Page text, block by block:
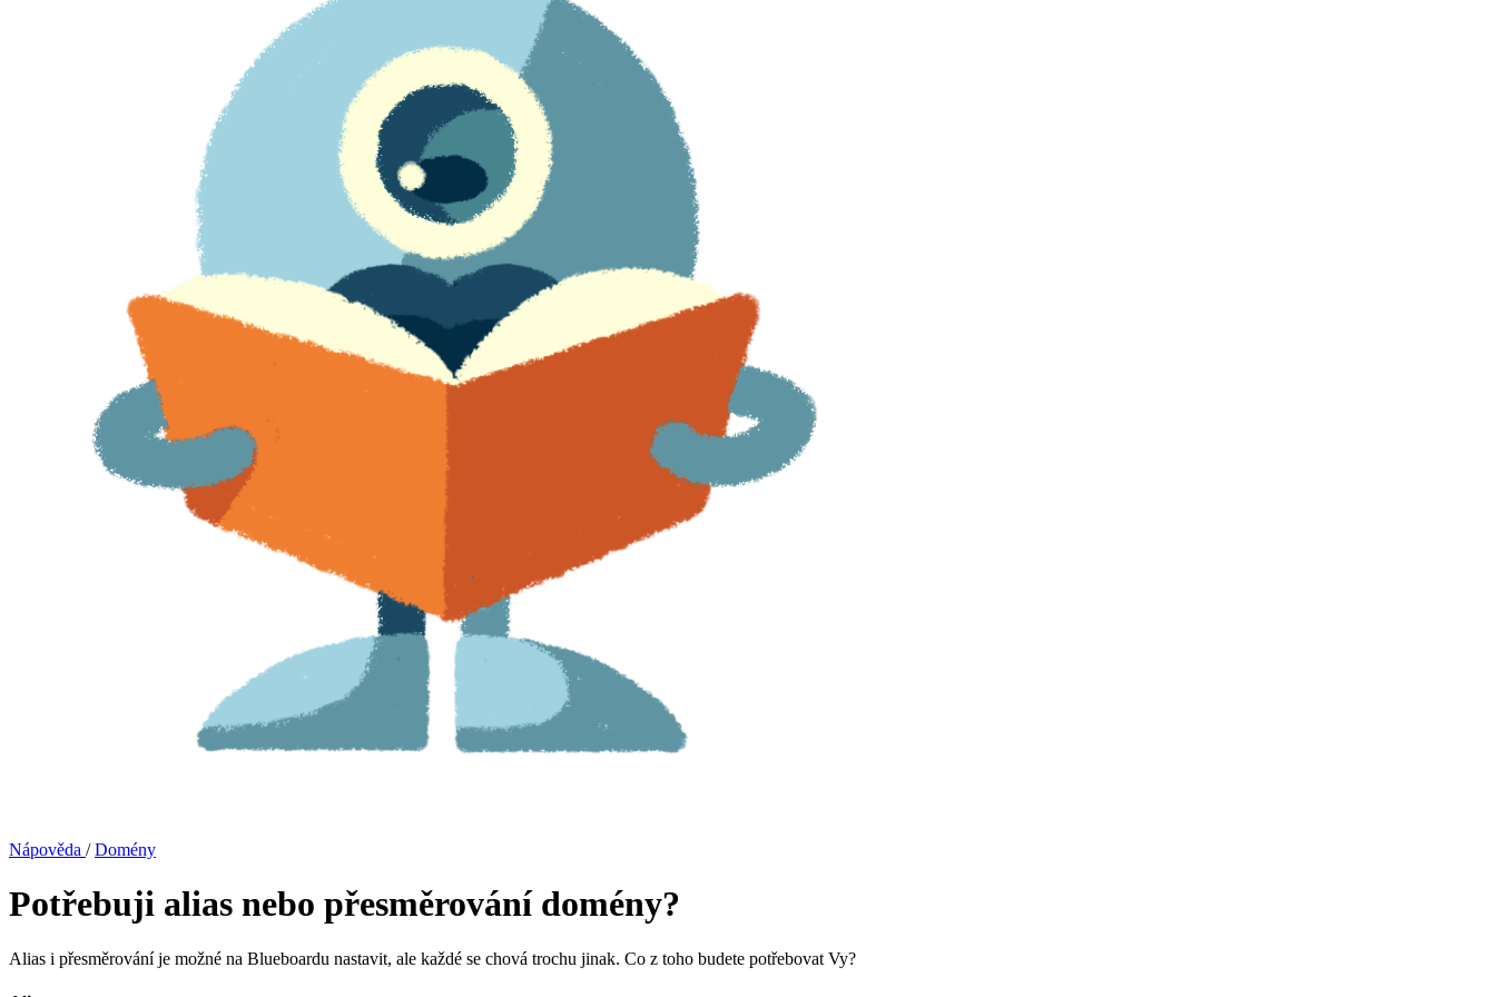
Nápověda / Domény
Potřebuji alias nebo přesměrování domény?
Alias i přesměrování je možné na Blueboardu nastavit, ale každé se chová trochu jinak. Co z toho budete potřebovat Vy?